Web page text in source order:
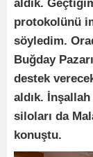
aldık.
protokolünü
söyledim.
Buğday
destek
aldık.
siloları da
konuştu.